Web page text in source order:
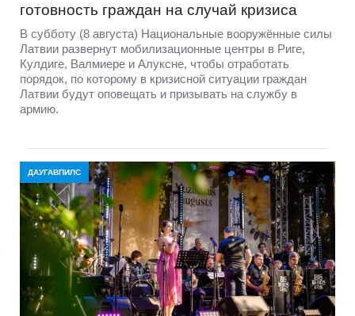
готовность граждан на случай кризиса
В субботу (8 августа) Национальные вооружённые силы
Латвии развернут мобилизационные центры в Риге,
Кулдиге, Валмиере и Алуксне, чтобы отработать
порядок, по которому в кризисной ситуации граждан
Латвии будут оповещать и призывать на службу в
армию.
ДАУГАВПИЛС